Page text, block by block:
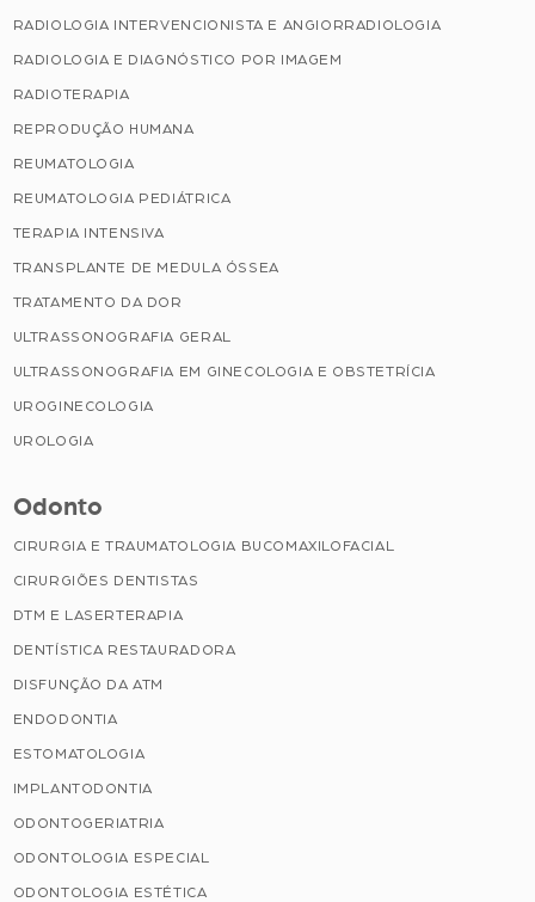
RADIOLOGIA INTERVENCIONISTA E ANGIORRADIOLOGIA
RADIOLOGIA E DIAGNÓSTICO POR IMAGEM
RADIOTERAPIA
REPRODUÇÃO HUMANA
REUMATOLOGIA
REUMATOLOGIA PEDIÁTRICA
TERAPIA INTENSIVA
TRANSPLANTE DE MEDULA ÓSSEA
TRATAMENTO DA DOR
ULTRASSONOGRAFIA GERAL
ULTRASSONOGRAFIA EM GINECOLOGIA E OBSTETRÍCIA
UROGINECOLOGIA
UROLOGIA
Odonto
CIRURGIA E TRAUMATOLOGIA BUCOMAXILOFACIAL
CIRURGIÕES DENTISTAS
DTM E LASERTERAPIA
DENTÍSTICA RESTAURADORA
DISFUNÇÃO DA ATM
ENDODONTIA
ESTOMATOLOGIA
IMPLANTODONTIA
ODONTOGERIATRIA
ODONTOLOGIA ESPECIAL
ODONTOLOGIA ESTÉTICA